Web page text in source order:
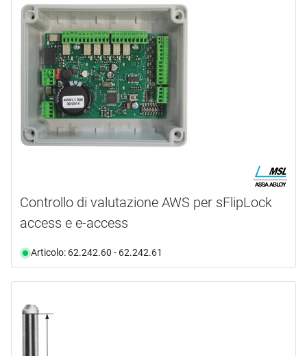
Controllo di valutazione AWS per sFlipLock
access e e-access
Articolo: 62.242.60 - 62.242.61